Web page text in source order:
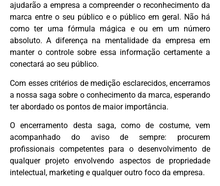
ajudarão a empresa a compreender o reconhecimento da
marca entre o seu público e o público em geral. Não há
como ter uma fórmula mágica e ou em um número
absoluto. A diferença na mentalidade da empresa em
manter o controle sobre essa informação certamente a
conectará ao seu público.
Com esses critérios de medição esclarecidos, encerramos
a nossa saga sobre o conhecimento da marca, esperando
ter abordado os pontos de maior importância.
O encerramento desta saga, como de costume, vem
acompanhado do aviso de sempre: procurem
profissionais competentes para o desenvolvimento de
qualquer projeto envolvendo aspectos de propriedade
intelectual, marketing e qualquer outro foco da empresa.